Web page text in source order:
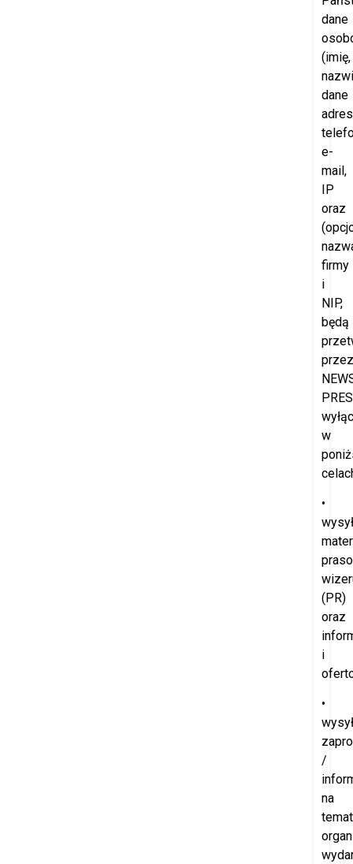
dane
(imię,
dane
e-
mail,
IP
oraz
firmy
i
NIP,
będą
przez
w
•
(PR)
oraz
i
•
/
na
temat